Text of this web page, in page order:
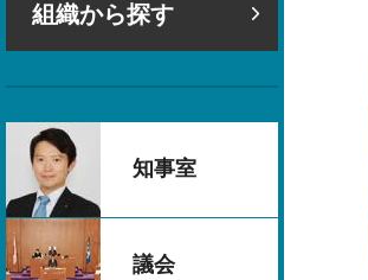
組織から探す
知事室
議会